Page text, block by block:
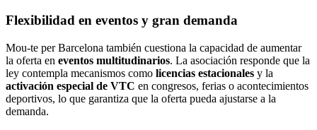
Flexibilidad en eventos y gran demanda
Mou-te per Barcelona también cuestiona la capacidad de aumentar
la oferta en eventos multitudinarios. La asociación responde que la
ley contempla mecanismos como licencias estacionales y la
activación especial de VTC en congresos, ferias o acontecimientos
deportivos, lo que garantiza que la oferta pueda ajustarse a la
demanda.